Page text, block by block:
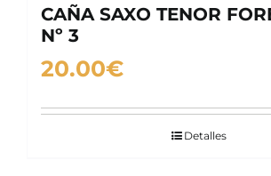
CAÑA SAXO TENOR
Nº 3
20.00€
Detalles